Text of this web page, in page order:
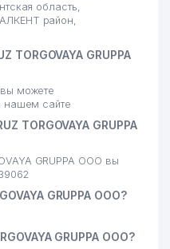
область,
район,
TORGOVAYA GRUPPA
можете
нашем сайте
TORGOVAYA GRUPPA
GRUPPA ООО вы
GRUPPA ООО?
GRUPPA ООО?